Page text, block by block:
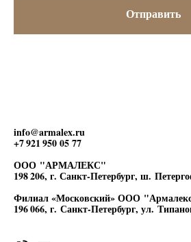
Отправить
info@armalex.ru
+7 921 950 05 77
ООО "АРМАЛЕКС"
198 206, г. Санкт-Петербург, ш.
Филиал «Московский» ООО
196 066, г. Санкт-Петербург, ул.